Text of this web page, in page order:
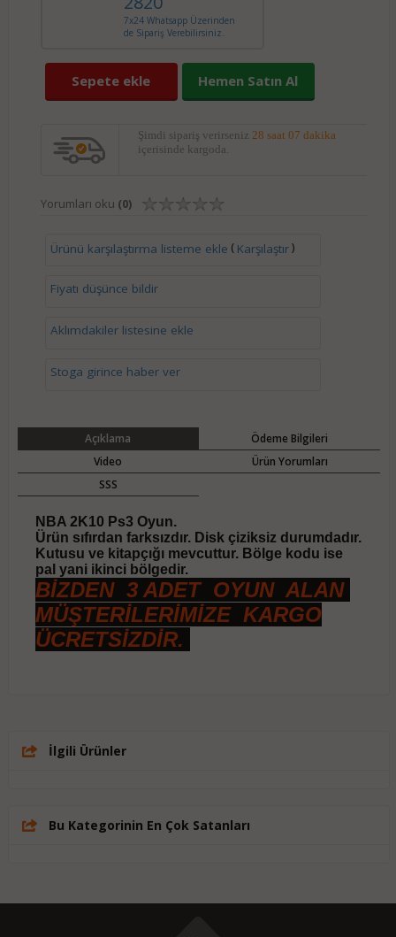
7x24 Whatsapp Üzerinden
de Sipariş Verebilirsiniz.
Sepete ekle Hemen Satın Al
Şimdi sipariş verirseniz 28 saat 07 dakika
içerisinde kargoda.
Yorumları oku (0)
Ürünü karşılaştırma listeme ekle ( Karşılaştır)
Fiyatı düşünce bildir
Aklımdakiler listesine ekle
Stoga girince haber ver
Açıklama
Ödeme Bilgileri
Video
Ürün Yorumları
SSS
NBA 2K10 Ps3 Oyun.
Ürün sıfırdan farksızdır. Disk çiziksiz durumdadır.
Kutusu ve kitapçığı mevcuttur. Bölge kodu ise
pal yani ikinci bölgedir.
BİZDEN 3 ADET OYUN ALAN
MÜŞTERİLERİMİZE KARGO
ÜCRETSİZDİR.
İlgili Ürünler
Bu Kategorinin En Çok Satanları